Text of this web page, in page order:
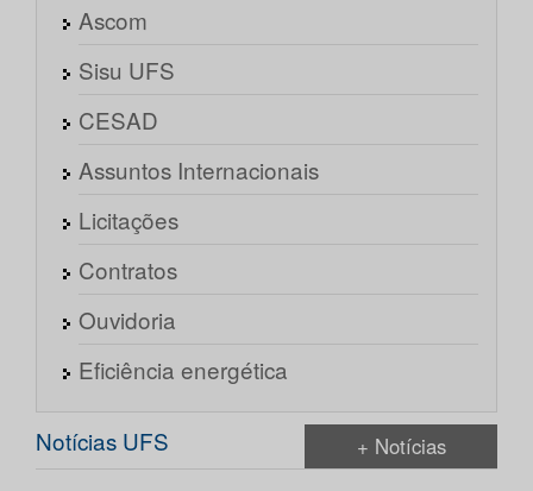
Ascom
Sisu UFS
CESAD
Assuntos Internacionais
Licitações
Contratos
Ouvidoria
Eficiência energética
Notícias UFS + Notícias